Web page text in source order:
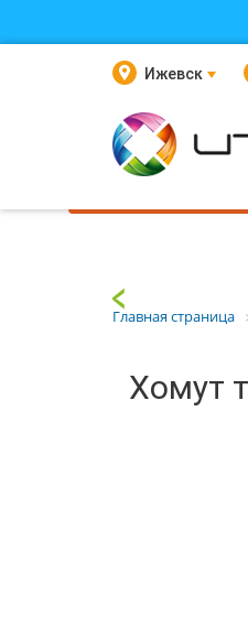
Ижевск
Главная страница
Хомут